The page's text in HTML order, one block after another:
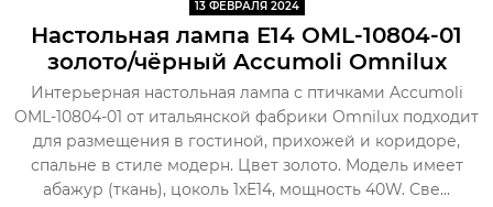
13 ФЕВРАЛЯ 2024
Настольная лампа Е14 OML-10804-01
золото/чёрный Accumoli Omnilux
Интерьерная настольная лампа с птичками Accumoli
OML-10804-01 от итальянской фабрики Omnilux подходит
для размещения в гостиной, прихожей и коридоре,
спальне в стиле модерн. Цвет золото. Модель имеет
абажур (ткань), цоколь 1xE14, мощность 40W. Све...